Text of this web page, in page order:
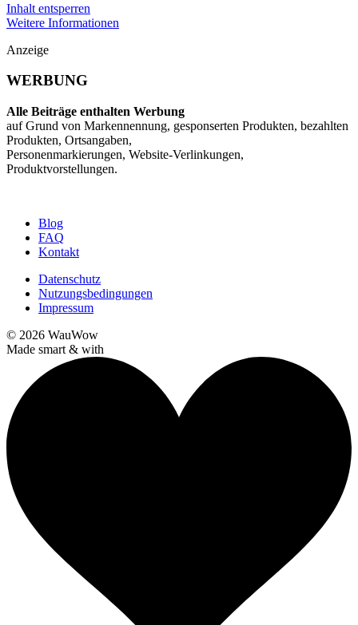
Inhalt entsperren
Weitere Informationen
Anzeige
WERBUNG
Alle Beiträge enthalten Werbung
auf Grund von Markennennung, gesponserten Produkten, bezahlten
Produkten, Ortsangaben,
Personenmarkierungen, Website-Verlinkungen,
Produktvorstellungen.
Blog
FAQ
Kontakt
Datenschutz
Nutzungsbedingungen
Impressum
© 2026 WauWow
Made smart & with